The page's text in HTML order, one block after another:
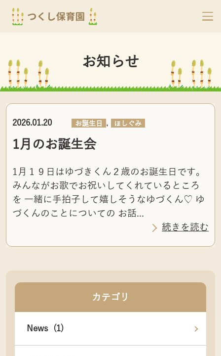
お知らせ
2026.01.20 お誕生日 , ほしぐみ
1月のお誕生会
1月１９日はゆづきくん２歳のお誕生日です。
みんながお歌でお祝いしてくれているところ
を 一緒に手拍子して嬉しそうなゆづくん♡ ゆ
づくんのことについての お話...
続きを読む
カテゴリ
News (1)